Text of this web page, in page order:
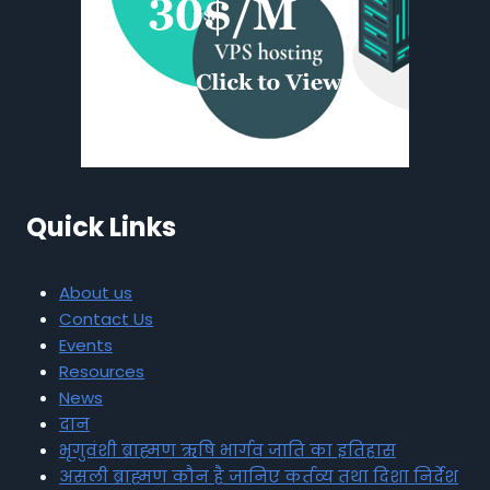
Quick Links
About us
Contact Us
Events
Resources
News
दान
भृगुवंशी ब्राह्मण ऋषि भार्गव जाति का इतिहास
असली ब्राह्मण कौन है जानिए कर्तव्य तथा दिशा निर्देश